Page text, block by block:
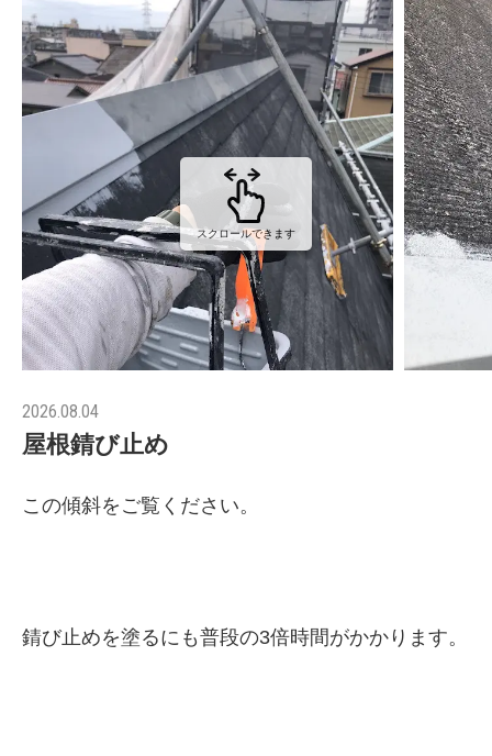
スクロールできます
2026.08.04
屋根錆び止め
この傾斜をご覧ください。
錆び止めを塗るにも普段の3倍時間がかかります。